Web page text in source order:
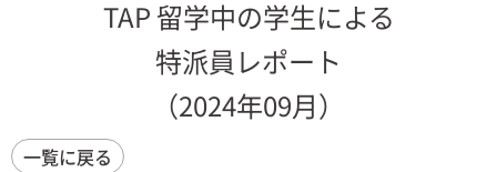
TAP 留学中の学生による
特派員レポート
（2024年09月）
一覧に戻る